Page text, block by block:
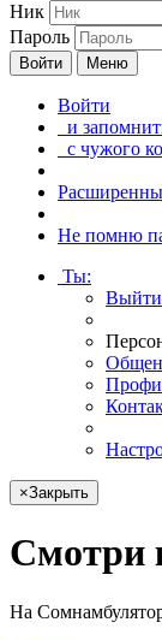
Ник
Пароль
Войти Меню
Войти
и
с чужого
Не помню
Ты:
Выйти
×Закрыть
Смотри
На